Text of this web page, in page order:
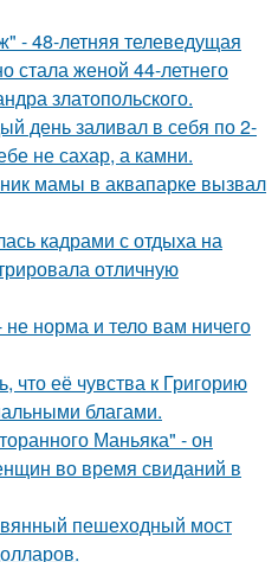
48-летняя телеведущая
женой 44-летнего
златопольского.
день заливал в себя по 2-
не сахар, а камни.
мамы в аквапарке вызвал
кадрами с отдыха на
отличную
норма и тело вам ничего
что её чувства к Григорию
благами.
Маньяка" - он
во время свиданий в
пешеходный мост